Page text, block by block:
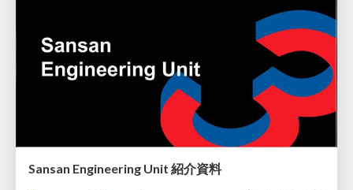
Sansan Engineering Unit 紹介資料